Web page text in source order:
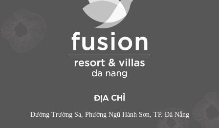
ĐỊA CHỈ
Đường Trường Sa, Phường Ngũ Hành Sơn, TP. Đà Nẵng